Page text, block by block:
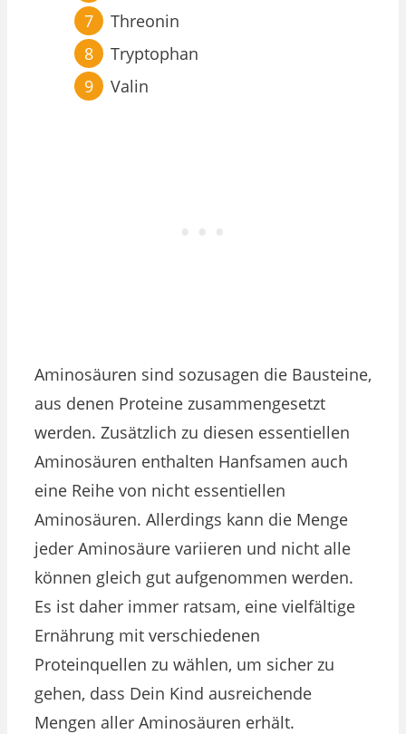
Threonin
Tryptophan
Valin
Aminosäuren sind sozusagen die Bausteine,
aus denen Proteine zusammengesetzt
werden. Zusätzlich zu diesen essentiellen
Aminosäuren enthalten Hanfsamen auch
eine Reihe von nicht essentiellen
Aminosäuren. Allerdings kann die Menge
jeder Aminosäure variieren und nicht alle
können gleich gut aufgenommen werden.
Es ist daher immer ratsam, eine vielfältige
Ernährung mit verschiedenen
Proteinquellen zu wählen, um sicher zu
gehen, dass Dein Kind ausreichende
Mengen aller Aminosäuren erhält.